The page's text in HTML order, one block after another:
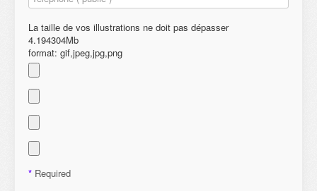
La taille de vos illustrations ne doit pas dépasser
4.194304Mb
format: gif,jpeg,jpg,png
* Required